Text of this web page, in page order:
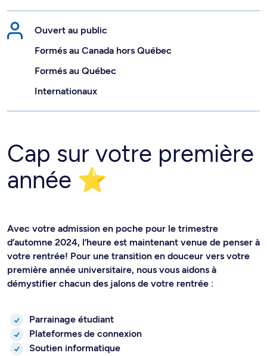
Ouvert au public
Formés au Canada hors Québec
Formés au Québec
Internationaux
Cap sur votre première
année ⭐
Avec votre admission en poche pour le trimestre
d’automne 2024, l’heure est maintenant venue de penser à
votre rentrée! Pour une transition en douceur vers votre
première année universitaire, nous vous aidons à
démystifier chacun des jalons de votre rentrée :
Parrainage étudiant
Plateformes de connexion
Soutien informatique